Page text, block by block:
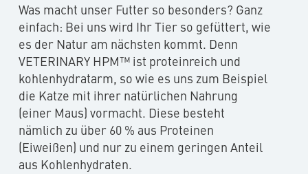
Was macht unser Futter so besonders? Ganz
einfach: Bei uns wird Ihr Tier so gefüttert, wie
es der Natur am nächsten kommt. Denn
VETERINARY HPM™ ist proteinreich und
kohlenhydratarm, so wie es uns zum Beispiel
die Katze mit ihrer natürlichen Nahrung
(einer Maus) vormacht. Diese besteht
nämlich zu über 60 % aus Proteinen
(Eiweißen) und nur zu einem geringen Anteil
aus Kohlenhydraten.